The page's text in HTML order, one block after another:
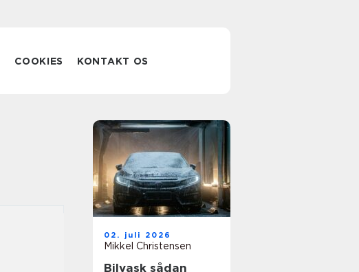
COOKIES KONTAKT OS
02. juli 2026
Mikkel Christensen
Bilvask sådan